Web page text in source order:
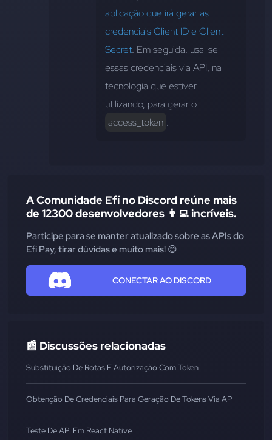
aplicação que irá gerar as
credenciais Client ID e Client
Secret. Em seguida, usa-se
essas credenciais via API, na
tecnologia que estiver
access_token .
A Comunidade Efí no Discord reúne mais
de 12300 desenvolvedores 👨‍💻 incríveis.
Participe para se manter atualizado sobre as APIs do
Efí Pay, tirar dúvidas e muito mais! 😊
CONECTAR AO DISCORD
📰 Discussões relacionadas
Substituição De Rotas E Autorização Com Token
Obtenção De Credenciais Para Geração De Tokens Via API
Teste De API Em React Native